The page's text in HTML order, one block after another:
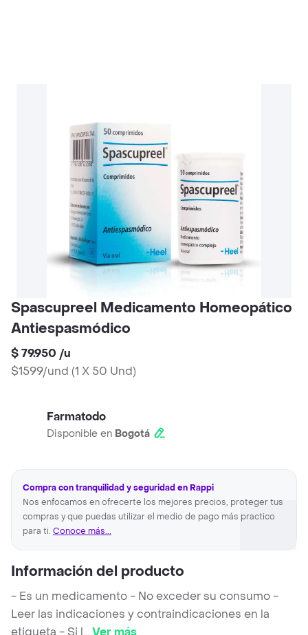
Spascupreel Medicamento Homeopático
Antiespasmódico
$ 79.950 /u
$1599/und (1 X 50 Und)
Farmatodo
Disponible en Bogotá
Compra con tranquilidad y seguridad en Rappi
Nos enfocamos en ofrecerte los mejores precios, proteger tus
compras y que puedas utilizar el medio de pago más practico
para ti. Conoce más...
Información del producto
- Es un medicamento - No exceder su consumo -
Leer las indicaciones y contraindicaciones en la
etiqueta - Si l...Ver más